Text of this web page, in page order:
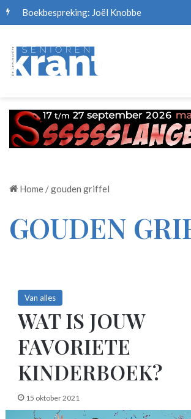
Boekbespreking: Joël Knobbe
Home /gouden griffel
GOUDEN
Van alles
WAT IS JOUW
FAVORIETE
KINDERBOEK?
15 oktober 2021